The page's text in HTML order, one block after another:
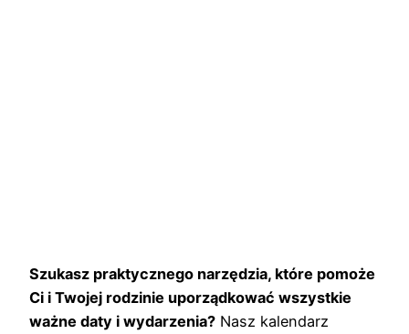
Szukasz praktycznego narzędzia, które pomoże
Ci i Twojej rodzinie uporządkować wszystkie
ważne daty i wydarzenia? Nasz kalendarz